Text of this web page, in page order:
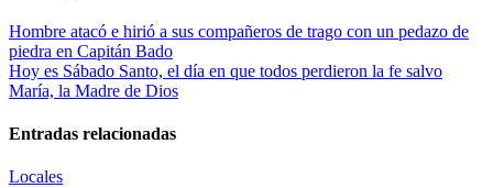
Hombre atacó e hirió a sus compañeros de trago con un pedazo de
piedra en Capitán Bado
Hoy es Sábado Santo, el día en que todos perdieron la fe salvo
María, la Madre de Dios
Entradas relacionadas
Locales